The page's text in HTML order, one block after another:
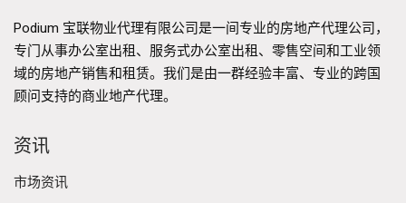
Podium 宝联物业代理有限公司是一间专业的房地产代理公司，
专门从事办公室出租、服务式办公室出租、零售空间和工业领
域的房地产销售和租赁。我们是由一群经验丰富、专业的跨国
顾问支持的商业地产代理。
资讯
市场资讯